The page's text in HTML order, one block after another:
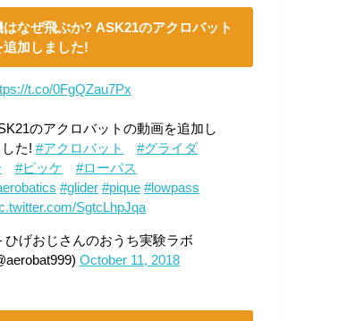
はなぜ飛ぶか? ASK21のアクロバット
追加しました!
t.co/0FgQZau7Px
のアクロバットの動画を追加し
した! #アクロバット
#グライダ
#ピッケ
#ローパス
#glider #pique #lowpass
SgtcLhpJqa
げおじさんのおうち実験ラボ
October 11, 2018